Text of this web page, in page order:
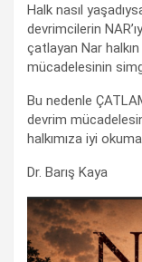
Halk nasıl
devrimcilerin
çatlayan Nar
mücadelesinin
Bu nedenle
devrim
halkımıza iyi
Dr. Barış Kaya